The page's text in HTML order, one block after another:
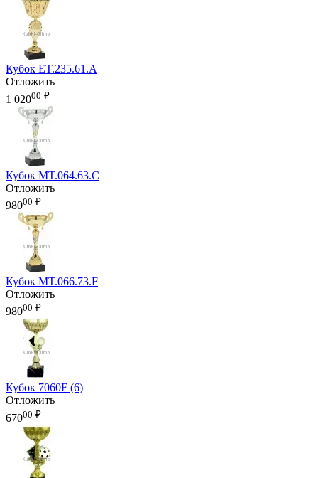
Кубок ET.235.61.A
Отложить
1 02000 ₽
Кубок MT.064.63.C
Отложить
98000 ₽
Кубок MT.066.73.F
Отложить
98000 ₽
Кубок 7060F (6)
Отложить
67000 ₽